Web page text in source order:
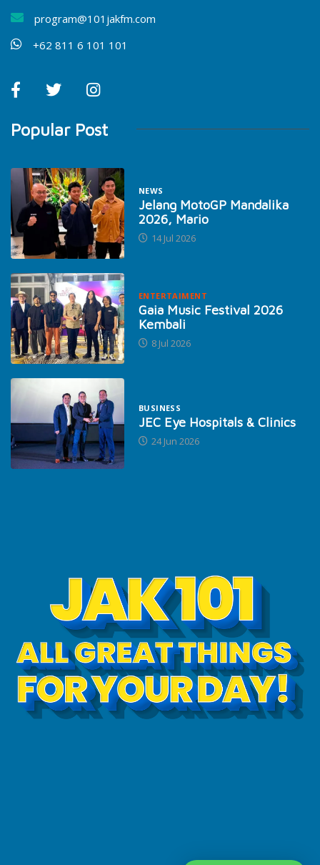
program@101jakfm.com
+62 811 6 101 101
Popular Post
NEWS
Jelang MotoGP Mandalika
2026, Mario
14 Jul 2026
ENTERTAIMENT
Gaia Music Festival 2026
Kembali
8 Jul 2026
BUSINESS
JEC Eye Hospitals & Clinics
24 Jun 2026